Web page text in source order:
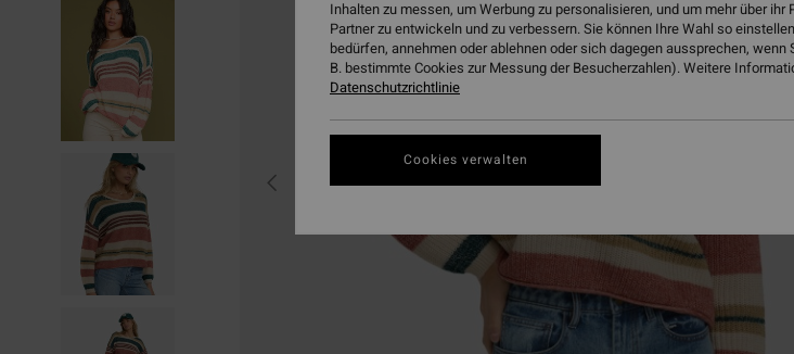
Inhalten zu messen, um Werbung zu personalisieren, und um mehr über
Partner zu entwickeln und zu verbessern. Sie können Ihre Wahl so
bedürfen, annehmen oder ablehnen oder sich dagegen aussprechen,
B. bestimmte Cookies zur Messung der Besucherzahlen). Weitere
Datenschutzrichtlinie
Cookies verwalten